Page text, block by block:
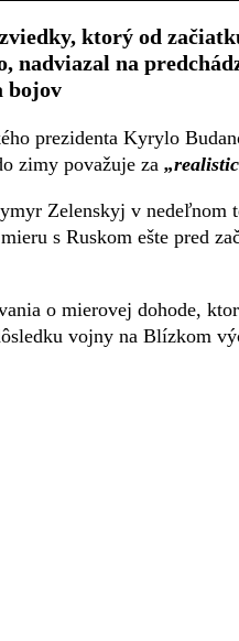
ktorý od
nadviazal na
bojov
prezidenta Kyrylo
zimy považuje za
Zelenskyj v nedeľnom
s Ruskom ešte pred
o mierovej dohode,
vojny na Blízkom